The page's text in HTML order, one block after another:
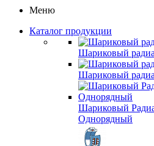
Меню
Каталог продукции
Шариковый
Шариковый
Шариковый
Однорядный